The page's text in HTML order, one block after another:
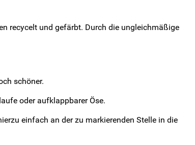
recycelt und gefärbt. Durch die ungleichmäßige
schöner.
oder aufklappbarer Öse.
einfach an der zu markierenden Stelle in die